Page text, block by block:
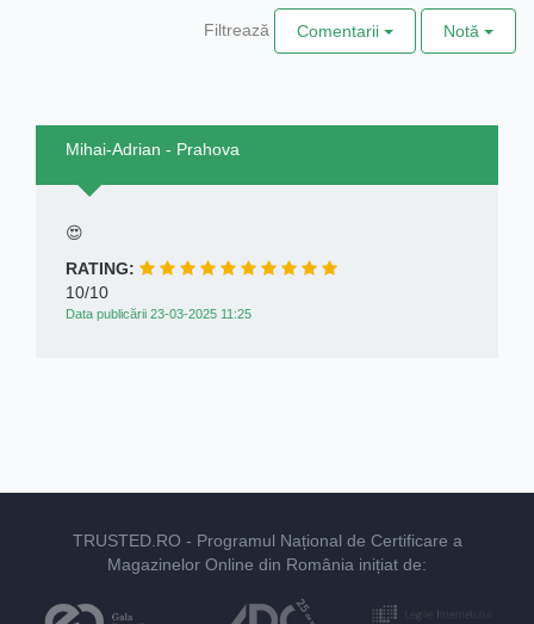
Filtrează Comentarii Notă
Mihai-Adrian - Prahova
😍
RATING:
10/10
Data publicării 23-03-2025 11:25
TRUSTED.RO - Programul Național de Certificare a
Magazinelor Online din România inițiat de: